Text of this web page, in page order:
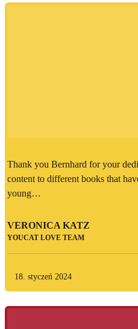
Thank you Bernhard for your
content to different books that
young…
VERONICA KATZ
YOUCAT LOVE TEAM
18. styczeń 2024